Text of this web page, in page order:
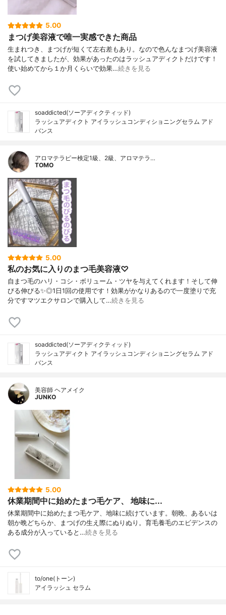
5.00
まつげ美容液で唯一実感できた商品
生まれつき、まつげが短くて左右差もあり。なので色んなまつげ美容液
を試してきましたが、効果があったのはラッシュアディクトだけです！
使い始めてから１か月くらいで効果…続きを見る
soaddicted(ソーアディクティッド)
ラッシュアディクト アイラッシュコンディショニングセラム アド
バンス
アロマテラピー検定1級、2級、アロマテラ…
TOMO
5.00
私のお気に入りのまつ毛美容液♡
自まつ毛のハリ・コシ・ボリューム・ツヤを与えてくれます！そして伸
びる伸びる✨◎1日1回の使用です！効果がかなりあるので一度塗りで充
分ですマツエクサロンで購入して…続きを見る
soaddicted(ソーアディクティッド)
ラッシュアディクト アイラッシュコンディショニングセラム アド
バンス
美容師 ヘアメイク
JUNKO
5.00
休業期間中に始めたまつ毛ケア、 地味に...
休業期間中に始めたまつ毛ケア、地味に続けています。朝晩、あるいは
朝か晩どちらか、まつげの生え際にぬりぬり。育毛養毛のエビデンスの
ある成分が入っていると…続きを見る
to/one(トーン)
アイラッシュ セラム